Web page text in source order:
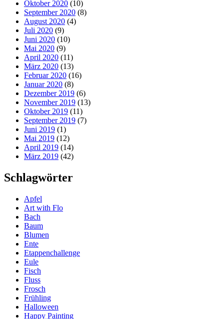
Oktober 2020 (10)
September 2020 (8)
August 2020 (4)
Juli 2020 (9)
Juni 2020 (10)
Mai 2020 (9)
April 2020 (11)
März 2020 (13)
Februar 2020 (16)
Januar 2020 (8)
Dezember 2019 (6)
November 2019 (13)
Oktober 2019 (11)
September 2019 (7)
Juni 2019 (1)
Mai 2019 (12)
April 2019 (14)
März 2019 (42)
Schlagwörter
Apfel
Art with Flo
Bach
Baum
Blumen
Ente
Etappenchallenge
Eule
Fisch
Fluss
Frosch
Frühling
Halloween
Happy Painting